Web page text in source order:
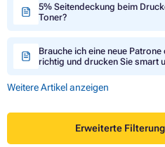
5% Seitendeckung beim
Toner?
Brauche ich eine neue
richtig und drucken Sie smart
Weitere Artikel anzeigen
Erweiterte